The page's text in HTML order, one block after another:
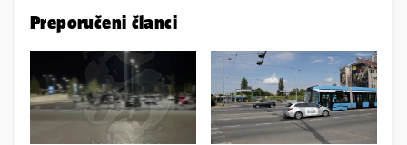
Preporučeni članci